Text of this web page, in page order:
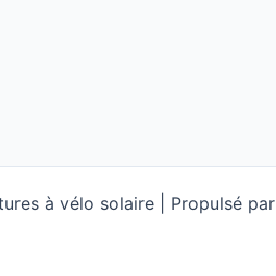
à vélo solaire | Propulsé par